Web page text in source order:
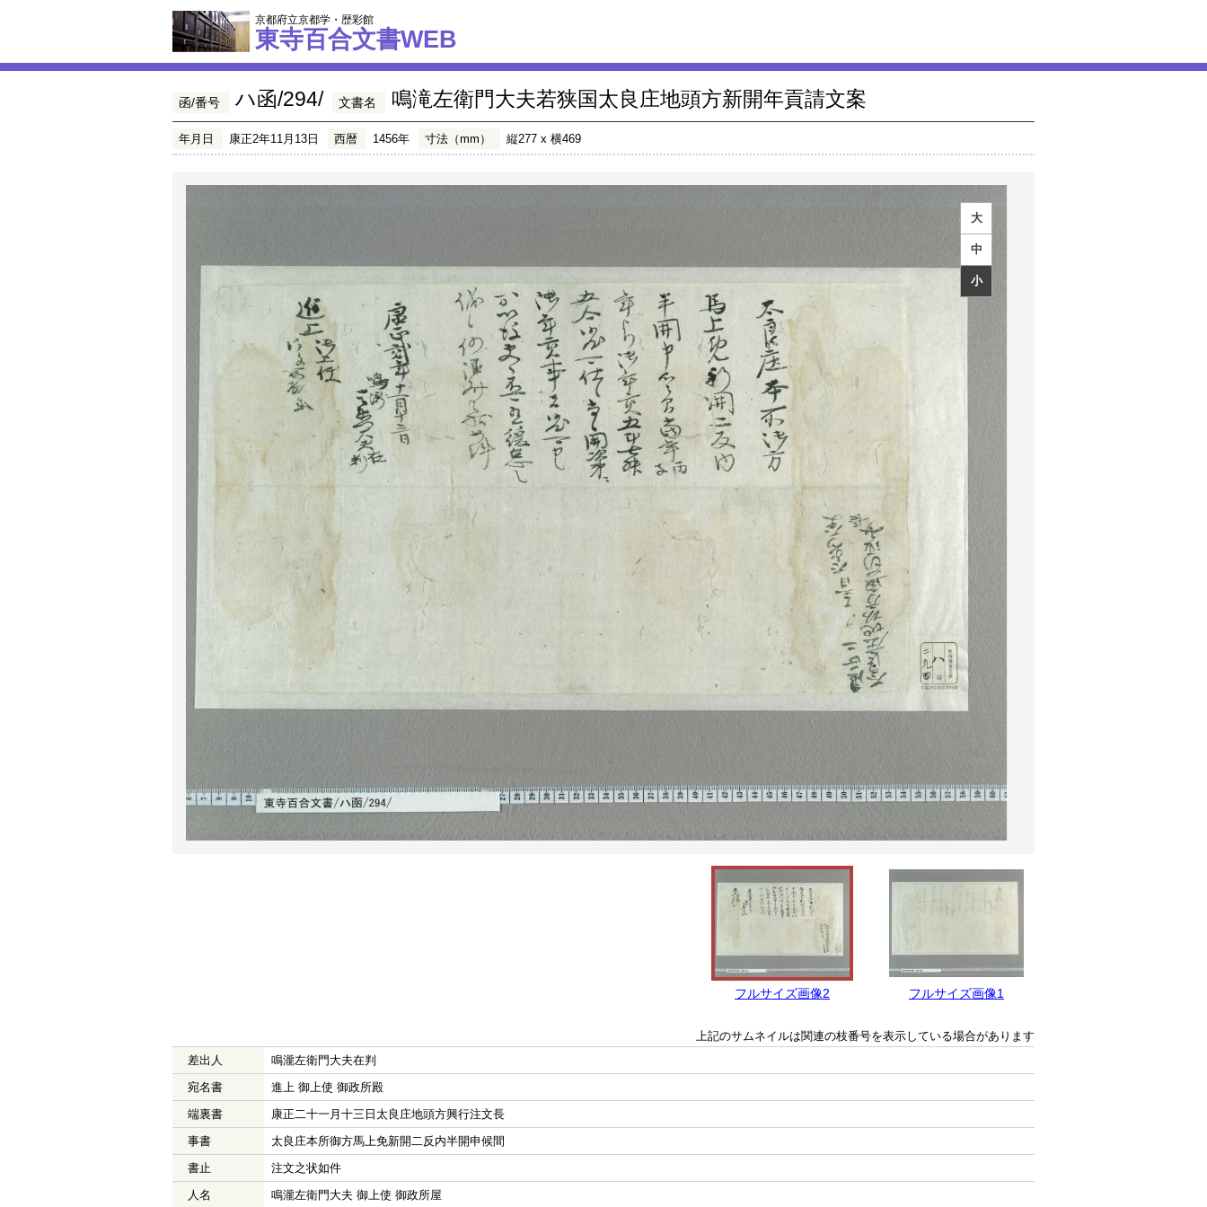
京都府立京都学・歴彩館
東寺百合文書WEB
函/番号 ハ函/294/ 文書名 鳴滝左衛門大夫若狭国太良庄地頭方新開年貢請文案
年月日 康正2年11月13日 西暦 1456年 寸法（mm） 縦277 x 横469
大
中
小
フルサイズ画像2 フルサイズ画像1
上記のサムネイルは関連の枝番号を表示している場合があります
差出人
鳴瀧左衛門大夫在判
宛名書
進上 御上使 御政所殿
端裏書
康正二十一月十三日太良庄地頭方興行注文長
事書
太良庄本所御方馬上免新開二反内半開申候間
書止
注文之状如件
人名
鳴瀧左衛門大夫 御上使 御政所屋